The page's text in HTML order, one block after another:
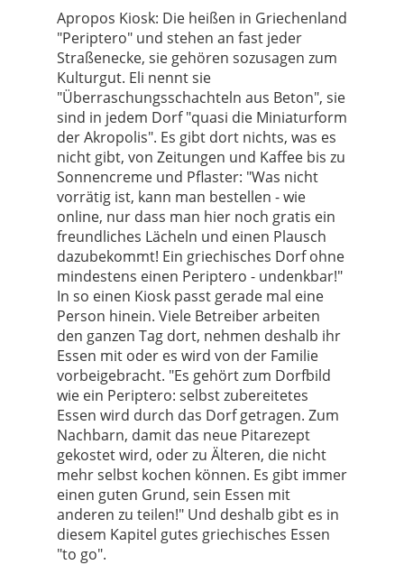
Apropos Kiosk: Die heißen in Griechenland
"Periptero" und stehen an fast jeder
Straßenecke, sie gehören sozusagen zum
Kulturgut. Eli nennt sie
"Überraschungsschachteln aus Beton", sie
sind in jedem Dorf "quasi die Miniaturform
der Akropolis". Es gibt dort nichts, was es
nicht gibt, von Zeitungen und Kaffee bis zu
Sonnencreme und Pflaster: "Was nicht
vorrätig ist, kann man bestellen - wie
online, nur dass man hier noch gratis ein
freundliches Lächeln und einen Plausch
dazubekommt! Ein griechisches Dorf ohne
mindestens einen Periptero - undenkbar!"
In so einen Kiosk passt gerade mal eine
Person hinein. Viele Betreiber arbeiten
den ganzen Tag dort, nehmen deshalb ihr
Essen mit oder es wird von der Familie
vorbeigebracht. "Es gehört zum Dorfbild
wie ein Periptero: selbst zubereitetes
Essen wird durch das Dorf getragen. Zum
Nachbarn, damit das neue Pitarezept
gekostet wird, oder zu Älteren, die nicht
mehr selbst kochen können. Es gibt immer
einen guten Grund, sein Essen mit
anderen zu teilen!" Und deshalb gibt es in
diesem Kapitel gutes griechisches Essen
"to go".